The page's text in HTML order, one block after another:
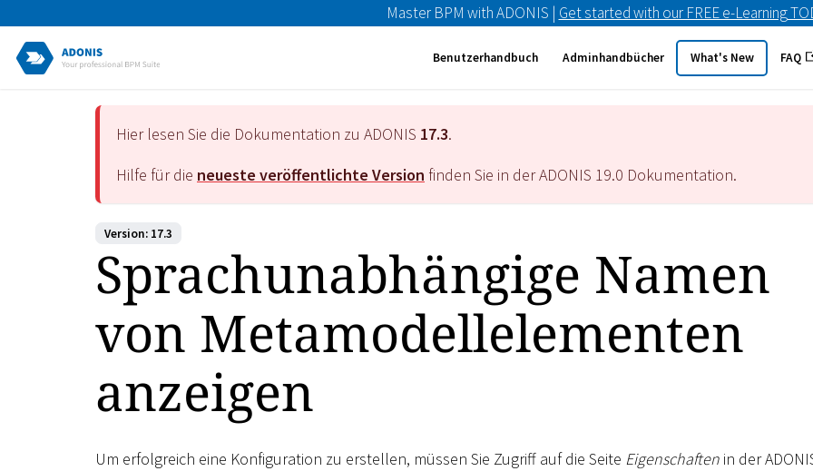
Master BPM with ADONIS | Get started with our FREE e-Learning
Benutzerhandbuch Adminhandbücher What's New FAQ
Hier lesen Sie die Dokumentation zu ADONIS 17.3.
Hilfe für die neueste veröffentlichte Version finden Sie in der ADONIS 19.0 Dokumentation.
Version: 17.3
Sprachunabhängige Namen
von Metamodellelementen
anzeigen
Um erfolgreich eine Konfiguration zu erstellen, müssen Sie Zugriff auf die Seite Eigenschaften in der